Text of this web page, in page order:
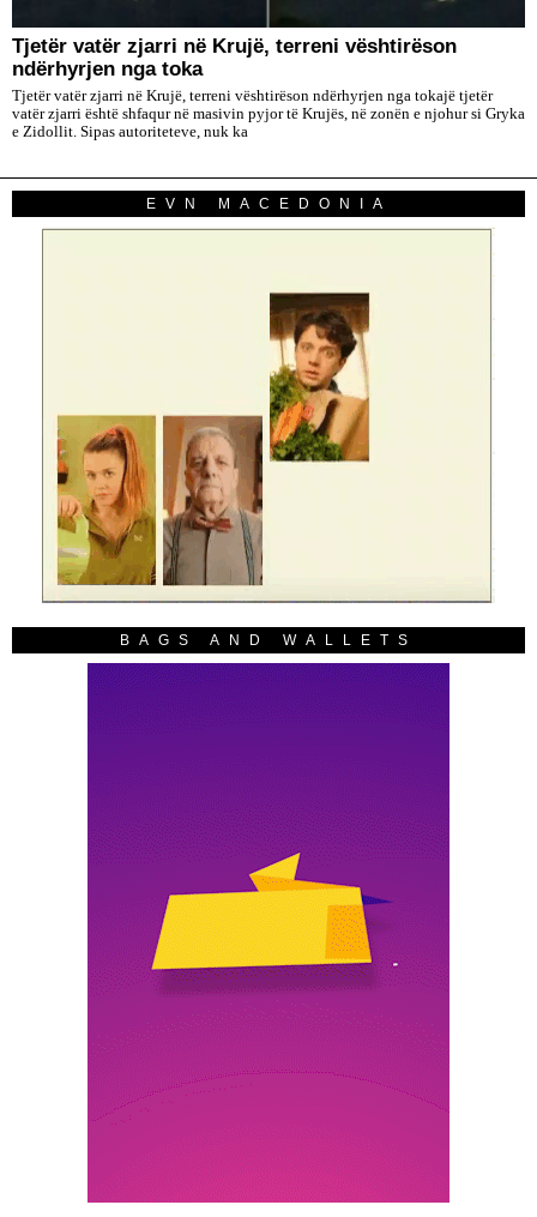
​Tjetër vatër zjarri në Krujë, terreni vështirëson
ndërhyrjen nga toka
Tjetër vatër zjarri në Krujë, terreni vështirëson ndërhyrjen nga tokajë tjetër
vatër zjarri është shfaqur në masivin pyjor të Krujës, në zonën e njohur si Gryka
e Zidollit. Sipas autoriteteve, nuk ka
EVN MACEDONIA
BAGS AND WALLETS